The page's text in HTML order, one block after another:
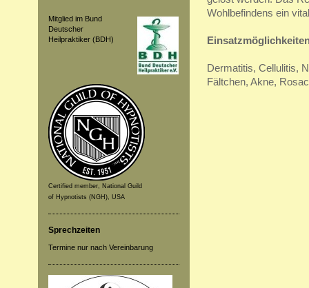
Mitglied im Bund
Deutscher
Heilpraktiker (BDH)
Certified member, National Guild
of Hypnotists (NGH), USA
Sprechzeiten
Termine nur nach Vereinbarung
Wohlbefindens ein
Dermatitis, Cellulitis,
Fältchen, Akne,